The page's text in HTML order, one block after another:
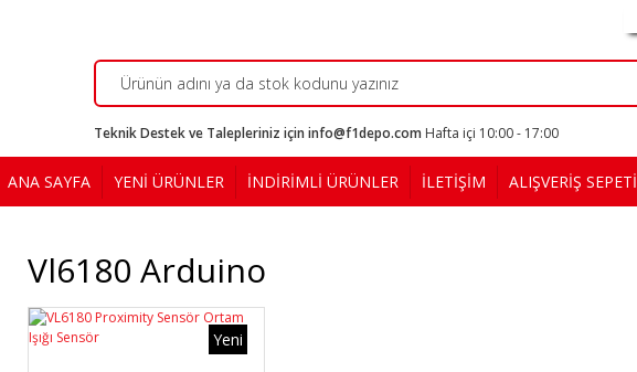
Teknik Destek ve Talepleriniz için info@f1depo.com Hafta içi 10:00 - 17:00
ANA SAYFA YENİ ÜRÜNLER İNDİRİMLİ ÜRÜNLER İLETİŞİM ALIŞVERİŞ SEPETİ
Vl6180 Arduino
Yeni